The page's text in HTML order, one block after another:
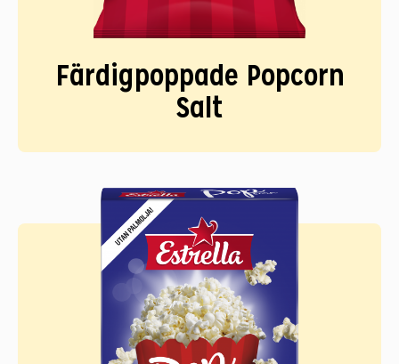
Färdigpoppade Popcorn
Salt